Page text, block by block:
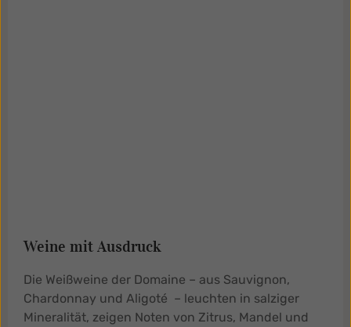
Weine mit Ausdruck
Die Weißweine der Domaine – aus Sauvignon,
Chardonnay und Aligoté – leuchten in salziger
Mineralität, zeigen Noten von Zitrus, Mandel und